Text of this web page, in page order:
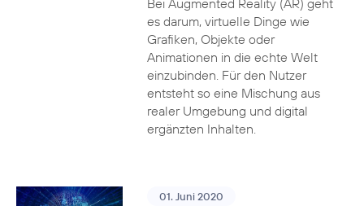
Bei Augmented Reality (AR) geht
es darum, virtuelle Dinge wie
Grafiken, Objekte oder
Animationen in die echte Welt
einzubinden. Für den Nutzer
entsteht so eine Mischung aus
realer Umgebung und digital
ergänzten Inhalten.
01. Juni 2020